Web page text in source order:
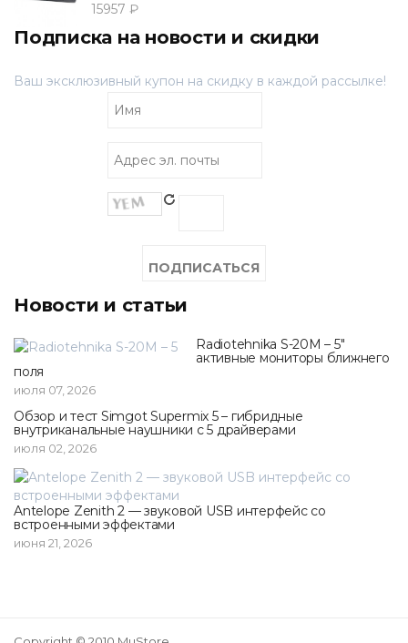
15957 ₽
Подписка на новости и скидки
Ваш эксклюзивный купон на скидку в каждой рассылке!
Новости и статьи
Radiotehnika S-20M – 5"
активные мониторы ближнего
поля
июля 07, 2026
Обзор и тест Simgot Supermix 5 – гибридные
внутриканальные наушники с 5 драйверами
июля 02, 2026
Antelope Zenith 2 — звуковой USB интерфейс со
встроенными эффектами
июня 21, 2026